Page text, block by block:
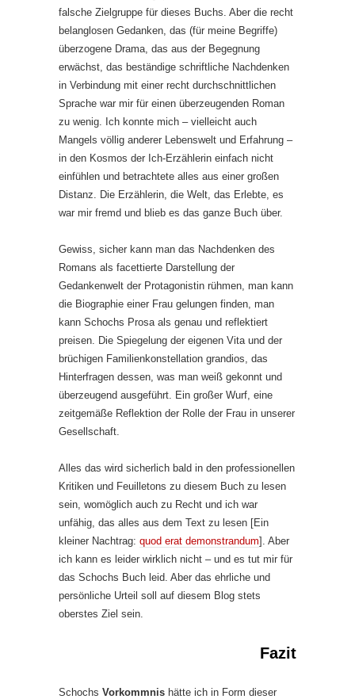
falsche Zielgruppe für dieses Buchs. Aber die recht
belanglosen Gedanken, das (für meine Begriffe)
überzogene Drama, das aus der Begegnung
erwächst, das beständige schriftliche Nachdenken
in Verbindung mit einer recht durchschnittlichen
Sprache war mir für einen überzeugenden Roman
zu wenig. Ich konnte mich – vielleicht auch
Mangels völlig anderer Lebenswelt und Erfahrung –
in den Kosmos der Ich-Erzählerin einfach nicht
einfühlen und betrachtete alles aus einer großen
Distanz. Die Erzählerin, die Welt, das Erlebte, es
war mir fremd und blieb es das ganze Buch über.
Gewiss, sicher kann man das Nachdenken des
Romans als facettierte Darstellung der
Gedankenwelt der Protagonistin rühmen, man kann
die Biographie einer Frau gelungen finden, man
kann Schochs Prosa als genau und reflektiert
preisen. Die Spiegelung der eigenen Vita und der
brüchigen Familienkonstellation grandios, das
Hinterfragen dessen, was man weiß gekonnt und
überzeugend ausgeführt. Ein großer Wurf, eine
zeitgemäße Reflektion der Rolle der Frau in unserer
Gesellschaft.
Alles das wird sicherlich bald in den professionellen
Kritiken und Feuilletons zu diesem Buch zu lesen
sein, womöglich auch zu Recht und ich war
unfähig, das alles aus dem Text zu lesen [Ein
kleiner Nachtrag: quod erat demonstrandum]. Aber
ich kann es leider wirklich nicht – und es tut mir für
das Schochs Buch leid. Aber das ehrliche und
persönliche Urteil soll auf diesem Blog stets
oberstes Ziel sein.
Fazit
Schochs Vorkommnis hätte ich in Form dieser